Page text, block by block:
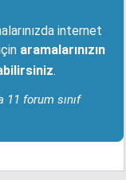
internet
aramalarınızın
.
11 forum sınıf